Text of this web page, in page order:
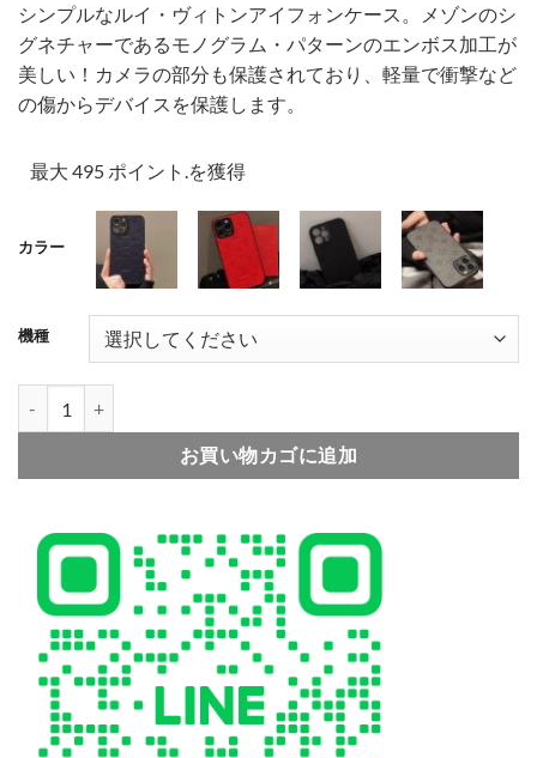
シンプルなルイ・ヴィトンアイフォンケース。メゾンのシ
グネチャーであるモノグラム・パターンのエンボス加工が
美しい！カメラの部分も保護されており、軽量で衝撃など
の傷からデバイスを保護します。
最大 495 ポイント.を獲得
カラー
001 002
機種
お買い物カゴに追加